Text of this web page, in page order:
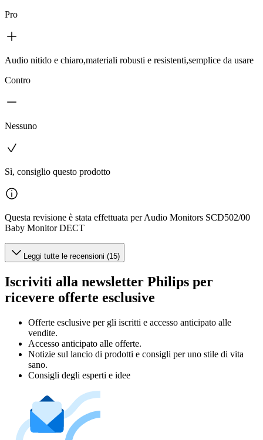
Pro
Audio nitido e chiaro,materiali robusti e resistenti,semplice da usare
Contro
Nessuno
Sì, consiglio questo prodotto
Questa revisione è stata effettuata per Audio Monitors SCD502/00
Baby Monitor DECT
Leggi tutte le recensioni (15)
Iscriviti alla newsletter Philips per
ricevere offerte esclusive
Offerte esclusive per gli iscritti e accesso anticipato alle
vendite.
Accesso anticipato alle offerte.
Notizie sul lancio di prodotti e consigli per uno stile di vita
sano.
Consigli degli esperti e idee